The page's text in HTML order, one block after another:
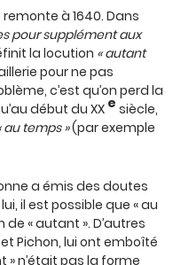
à 1640. Dans
pour supplément aux
la locution « autant
pour ne pas
c’est qu’on perd la
début du XX e siècle,
au temps »(par exemple
a émis des doutes
il est possible que « au
« autant ». D’autres
Pichon, lui ont emboîté
n’était pas la forme